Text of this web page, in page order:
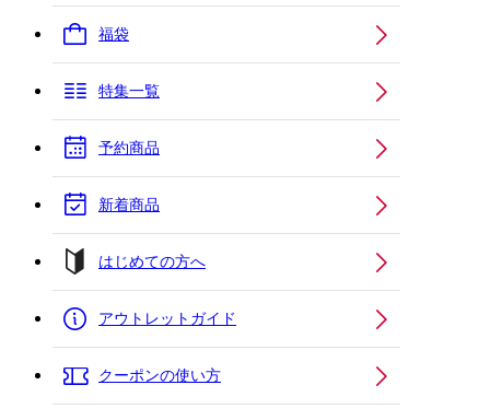
福袋
特集一覧
予約商品
新着商品
はじめての方へ
アウトレットガイド
クーポンの使い方